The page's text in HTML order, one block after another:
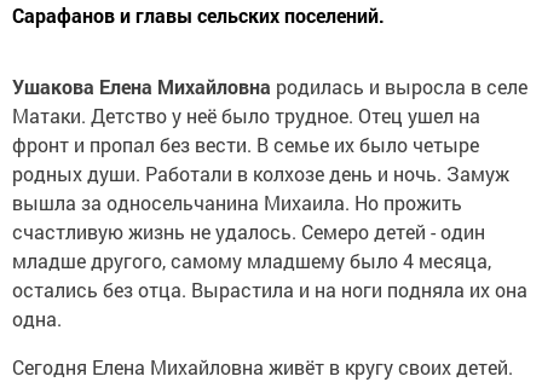
Сарафанов и главы сельских поселений.
Ушакова Елена Михайловна родилась и выросла в селе
Матаки. Детство у неё было трудное. Отец ушел на
фронт и пропал без вести. В семье их было четыре
родных души. Работали в колхозе день и ночь. Замуж
вышла за односельчанина Михаила. Но прожить
счастливую жизнь не удалось. Семеро детей - один
младше другого, самому младшему было 4 месяца,
остались без отца. Вырастила и на ноги подняла их она
одна.
Сегодня Елена Михайловна живёт в кругу своих детей.